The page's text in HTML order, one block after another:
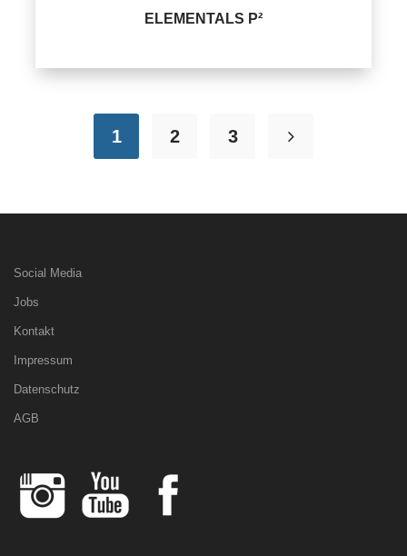
ELEMENTALS P²
1 2 3
Social Media
Jobs
Kontakt
Impressum
Datenschutz
AGB